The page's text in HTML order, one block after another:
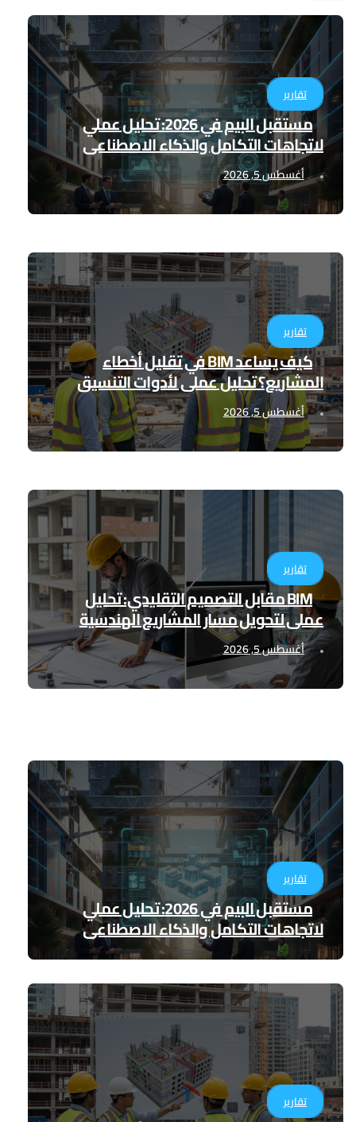
تقارير
مستقبل البيم في 2026: تحليل عملي
لاتجاهات التكامل والذكاء الاصطناعي
أغسطس 5, 2026
تقارير
كيف يساعد BIM في تقليل أخطاء
المشاريع؟ تحليل عملي لأدوات التنسيق
الرقمي
أغسطس 5, 2026
تقارير
BIM مقابل التصميم التقليدي: تحليل
عملي لتحويل مسار المشاريع الهندسية
أغسطس 5, 2026
تقارير
مستقبل البيم في 2026: تحليل عملي
لاتجاهات التكامل والذكاء الاصطناعي
تقارير